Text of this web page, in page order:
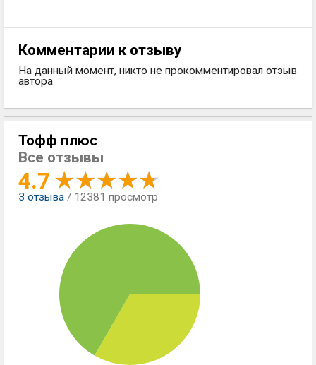
Комментарии к отзыву
На данный момент, никто не прокомментировал отзыв
автора
Тофф плюс
Все отзывы
4.7
3 отзыва / 12381 просмотр